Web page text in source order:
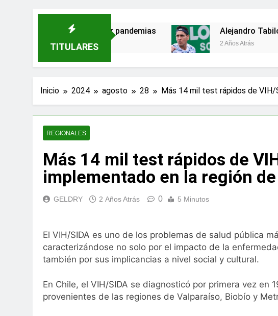
TITULARES
amenazas para evitar pandemias Alejandro Tabilo
2 Años Atrás
Inicio 2024 agosto 28 Más 14 mil test rápidos de VIH/
REGIONALES
Más 14 mil test rápidos de
implementado en la región
GELDRY 2 Años Atrás 0 5 Minutos
El VIH/SIDA es uno de los problemas de salud pública
caracterizándose no solo por el impacto de la
también por sus implicancias a nivel social y cultural.
En Chile, el VIH/SIDA se diagnosticó por primera vez en
provenientes de las regiones de Valparaíso, Biobío y